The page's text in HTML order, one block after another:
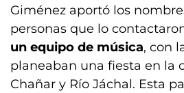
Giménez aportó los
personas que lo
un equipo de música, con
planeaban una fiesta en la
Chañar y Río Jáchal. Esta